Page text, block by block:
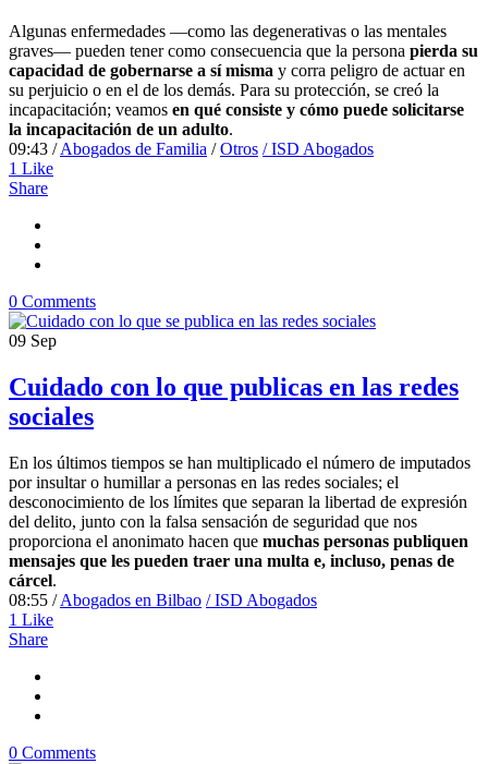
Algunas enfermedades —como las degenerativas o las mentales
graves— pueden tener como consecuencia que la persona pierda su
capacidad de gobernarse a sí misma y corra peligro de actuar en
su perjuicio o en el de los demás. Para su protección, se creó la
incapacitación; veamos en qué consiste y cómo puede solicitarse
la incapacitación de un adulto.
09:43 /Abogados de Familia /Otros / ISD Abogados
1 Like
Share
0 Comments
09 Sep
Cuidado con lo que publicas en las redes
sociales
En los últimos tiempos se han multiplicado el número de imputados
por insultar o humillar a personas en las redes sociales; el
desconocimiento de los límites que separan la libertad de expresión
del delito, junto con la falsa sensación de seguridad que nos
proporciona el anonimato hacen que muchas personas publiquen
mensajes que les pueden traer una multa e, incluso, penas de
cárcel.
08:55 /Abogados en Bilbao / ISD Abogados
1 Like
Share
0 Comments